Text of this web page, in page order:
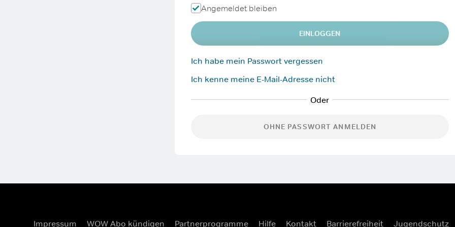
Angemeldet bleiben
EINLOGGEN
Ich habe mein Passwort vergessen
Ich kenne meine E-Mail-Adresse nicht
OHNE PASSWORT ANMELDEN
Impressum WOW Abo kündigen Partnerprogramme Hilfe Kontakt Barrierefreiheit Jugendschutz